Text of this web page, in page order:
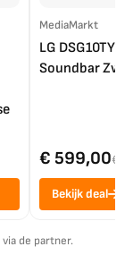
MediaMarkt
LG DSG10TY
Soundbar
€ 599,00€
Bekijk deal
de partner.